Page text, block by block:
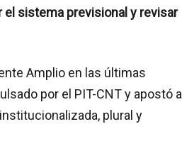
el sistema previsional y revisar
Amplio en las últimas
por el PIT-CNT y apostó a
plural y